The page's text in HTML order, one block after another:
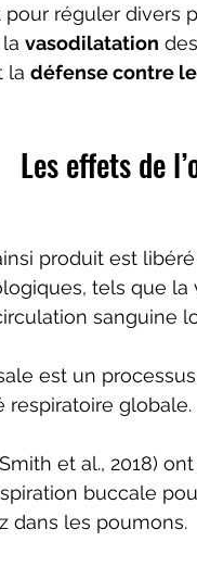
réguler divers
vasodilatation
la défense contre
Les effets de
produit est
tels que
sanguine
est un
respiratoire globale.
et al., 2018)
buccale
dans les poumons.